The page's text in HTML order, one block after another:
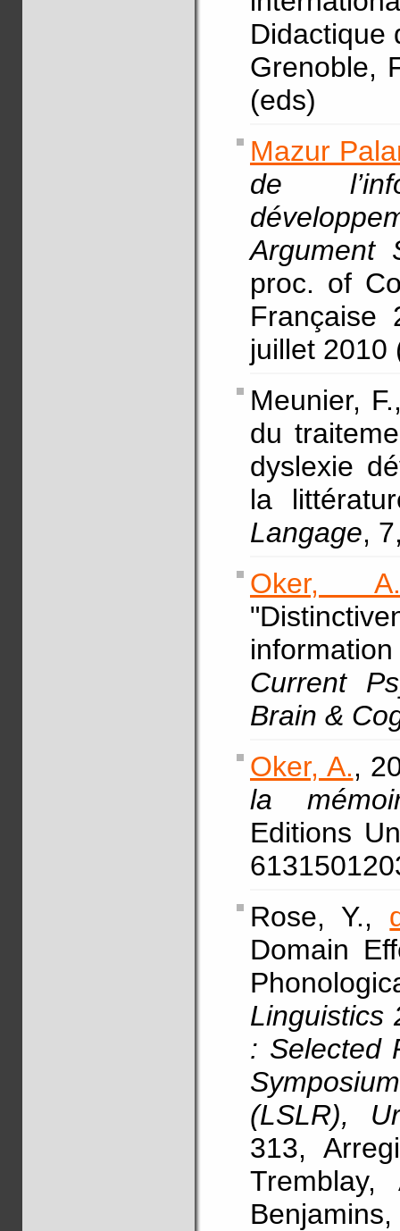
Didactique
Grenoble,
(eds)
Mazur
de
Argument
proc. of
Française
juillet 2010
Meunier,
du
dyslexie
la
Langage,
Oker,
Current
Brain &
Oker, A.,
la
Editions
Rose, Y.,
Domain
Linguistics
: Selected
(LSLR),
313,